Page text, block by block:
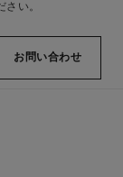
い。
お問い合わせ